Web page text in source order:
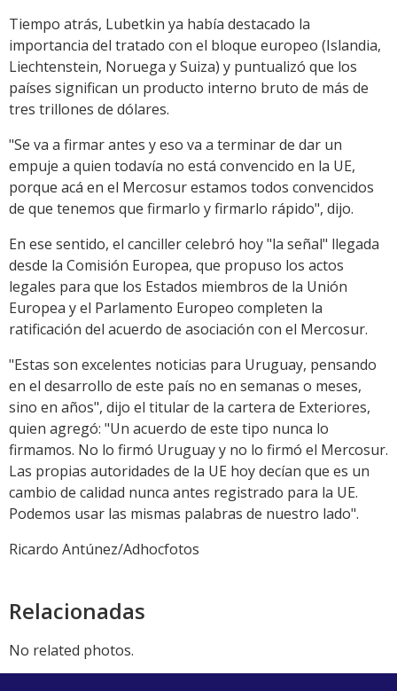
Tiempo atrás, Lubetkin ya había destacado la
importancia del tratado con el bloque europeo (Islandia,
Liechtenstein, Noruega y Suiza) y puntualizó que los
países significan un producto interno bruto de más de
tres trillones de dólares.
"Se va a firmar antes y eso va a terminar de dar un
empuje a quien todavía no está convencido en la UE,
porque acá en el Mercosur estamos todos convencidos
de que tenemos que firmarlo y firmarlo rápido", dijo.
En ese sentido, el canciller celebró hoy "la señal" llegada
desde la Comisión Europea, que propuso los actos
legales para que los Estados miembros de la Unión
Europea y el Parlamento Europeo completen la
ratificación del acuerdo de asociación con el Mercosur.
"Estas son excelentes noticias para Uruguay, pensando
en el desarrollo de este país no en semanas o meses,
sino en años", dijo el titular de la cartera de Exteriores,
quien agregó: "Un acuerdo de este tipo nunca lo
firmamos. No lo firmó Uruguay y no lo firmó el Mercosur.
Las propias autoridades de la UE hoy decían que es un
cambio de calidad nunca antes registrado para la UE.
Podemos usar las mismas palabras de nuestro lado".
Ricardo Antúnez/Adhocfotos
Relacionadas
No related photos.